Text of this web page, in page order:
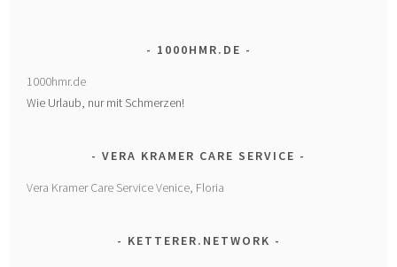
1000HMR.DE
1000hmr.de
Wie Urlaub, nur mit Schmerzen!
VERA KRAMER CARE SERVICE
Vera Kramer Care Service Venice, Floria
KETTERER.NETWORK